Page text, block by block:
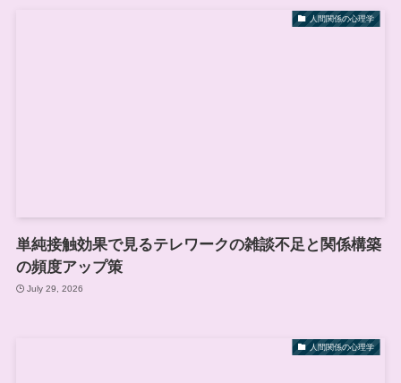
人間関係の心理学
単純接触効果で見るテレワークの雑談不足と関係構築
の頻度アップ策
July 29, 2026
人間関係の心理学